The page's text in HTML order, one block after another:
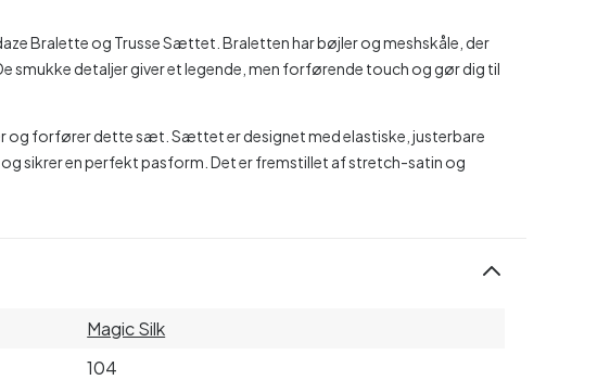
Bralette og Trusse Sættet. Braletten har bøjler og meshskåle, der
smukke detaljer giver et legende, men forførende touch og gør dig til
og forfører dette sæt. Sættet er designet med elastiske, justerbare
sikrer en perfekt pasform. Det er fremstillet af stretch-satin og
Magic Silk
104